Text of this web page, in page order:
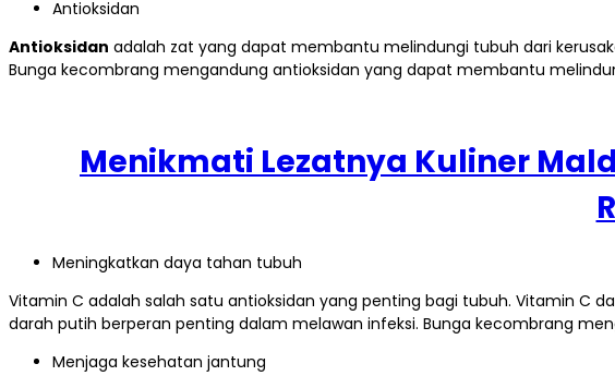
Antioksidan
Antioksidan adalah zat yang dapat membantu melindungi tubuh dari
Bunga kecombrang mengandung antioksidan yang dapat membantu
Menikmati Lezatnya Kuliner
Meningkatkan daya tahan tubuh
Vitamin C adalah salah satu antioksidan yang penting bagi tubuh. Vitamin C
darah putih berperan penting dalam melawan infeksi. Bunga kecombrang
Menjaga kesehatan jantung